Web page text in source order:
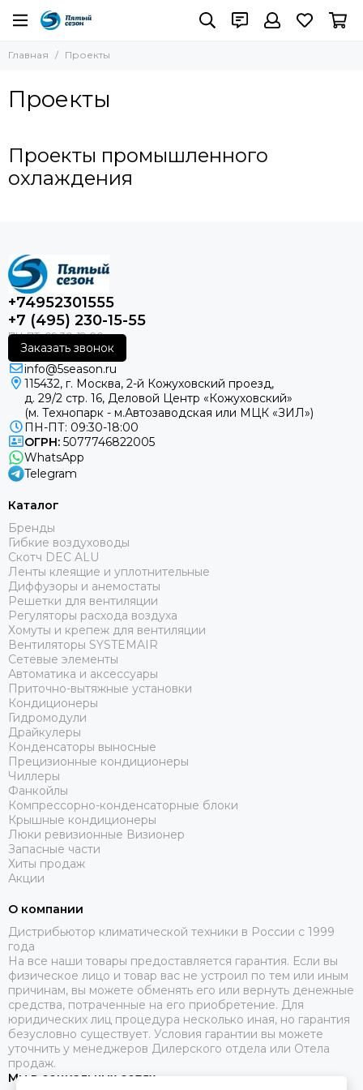
Главная Проекты
Проекты
Проекты промышленного
охлаждения
+74952301555
+7 (495) 230-15-55
Заказать звонок
info@5season.ru
115432, г. Москва, 2-й Кожуховский проезд,
д. 29/2 стр. 16, Деловой Центр «Кожуховский»
(м. Технопарк - м.Автозаводская или МЦК «ЗИЛ»)
ПН-ПТ: 09:30-18:00
ОГРН: 5077746822005
WhatsApp
Telegram
Каталог
Бренды
Гибкие воздуховоды
Скотч DEC ALU
Ленты клеящие и уплотнительные
Диффузоры и анемостаты
Решетки для вентиляции
Регуляторы расхода воздуха
Хомуты и крепеж для вентиляции
Вентиляторы SYSTEMAIR
Сетевые элементы
Автоматика и аксессуары
Приточно-вытяжные установки
Кондиционеры
Гидромодули
Драйкулеры
Конденсаторы выносные
Прецизионные кондиционеры
Чиллеры
Фанкойлы
Компрессорно-конденсаторные блоки
Крышные кондиционеры
Люки ревизионные Визионер
Запасные части
Хиты продаж
Акции
О компании
Дистрибьютор климатической техники в России с 1999
года
На все наши товары предоставляется гарантия. Если вы
физическое лицо и товар вас не устроил по тем или иным
причинам, вы можете обменять его или вернуть денежные
средства, потраченные на его приобретение. Для
юридических лиц процедура несколько иная, но гарантия
безусловно существует. Условия гарантии вы можете
уточнить у менеджеров Дилерского отдела или Отела
продаж.
Мы в социальных сетях